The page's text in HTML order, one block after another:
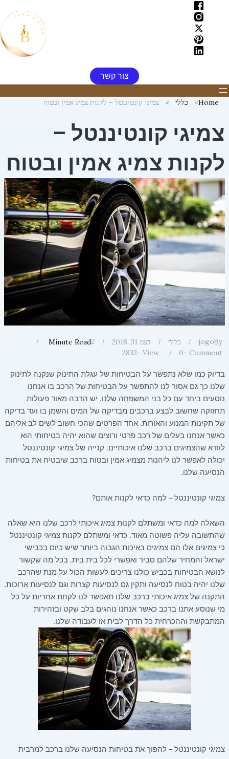
צור קשר
Home כללי צמיגי קונטיננטל – לקנות צמיג אמין ובטוח
צמיגי קונטיננטל –
לקנות צמיג אמין ובטוח
By
jogo כללי דצמ 31, 2018 2
Minute Read
0
Comment -
2833 View -
בדיוק כמו שלא נתפשר על הבטיחות של עגלת התינוק שנקנה לתינוק
שלנו כך גם אסור לנו להתפשר על הבטיחות של הרכב בו אנחנו
נוסעים ביחד עם כל בני המשפחה שלנו. יש הרבה מאוד פעולות
תחזוקה שחשוב לבצע ברכבים מבדיקה של המים והשמן בו ועד בדיקה
של תקינות המנוע והאורות. אחד הפרטים שהכי חשוב לשים לב אליהם
כאשר אנחנו בעלים של רכב פרטי ורוצים שהוא יהיה בטיחותי הוא
לוודא שהצמיגים ברכב שלנו איכותיים. קנייה של צמיגי קונטיננטל
יכולה לאפשר לנו ליהנות מצמיג אמין ובטוח ברכב שיבטיח את בטיחות
הנסיעה שלנו.
צמיגי קונטיננטל – למה כדאי לקנות אותם?
השאלה למה כדאי ומשתלם לקנות צמיג איכותי לרכב שלנו היא שאלה
שהתשובה עליה פשוטה מאוד. כדאי ומשתלם לקנות צמיגי קונטיננטל
כי צמיגים אלו הם צמיגים באיכות הגבוה ביותר שיש כיום בכבישי
ישראל והמחיר שלהם סביר ואפשרי לכל בית בית. בכל מה שקשור
לנושא הבטיחות בכביש כולנו צריכים לעשות הכול על מנת שהרכב
שלנו יהיה בטוח לנסיעה ותקין גם לנסיעות קצרות וגם לנסיעות ארוכות.
התקנה של צמיג איכותי ברכב שלנו תאפשר לנו לקחת אחריות על כל
מי שנוסע אתנו ברכב כאשר אנחנו נוהגים בלב שקט ובזהירות
המתבקשת וההכרחית כל הדרך לבית או לעבודה שלנו.
צמיגי קונטיננטל – להפוך את בטיחות הנסיעה שלנו ברכב למרבית